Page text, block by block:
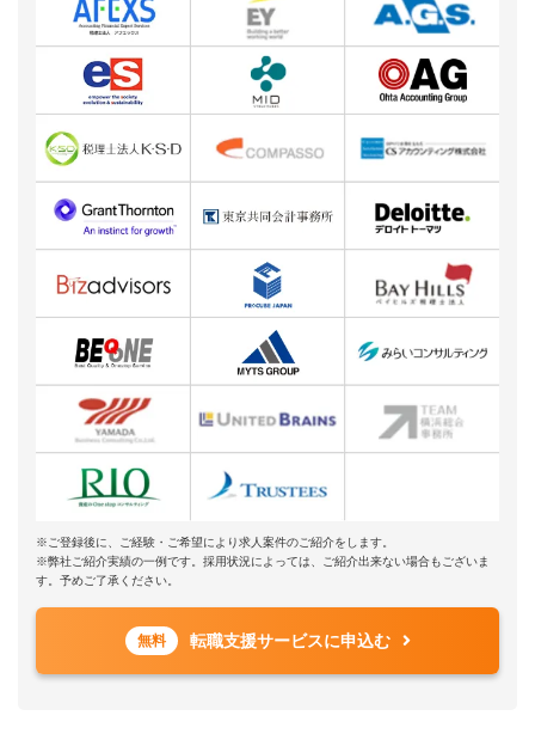
※ご登録後に、ご経験・ご希望により求人案件のご紹介をします。
※弊社ご紹介実績の一例です。採用状況によっては、ご紹介出来ない場合もございま
す。予めご了承ください。
無料 転職支援サービスに申込む